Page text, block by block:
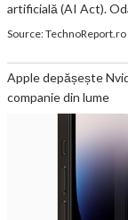
artificială (AI Act).
Source:TechnoReport.ro
Apple depășește
companie din lume